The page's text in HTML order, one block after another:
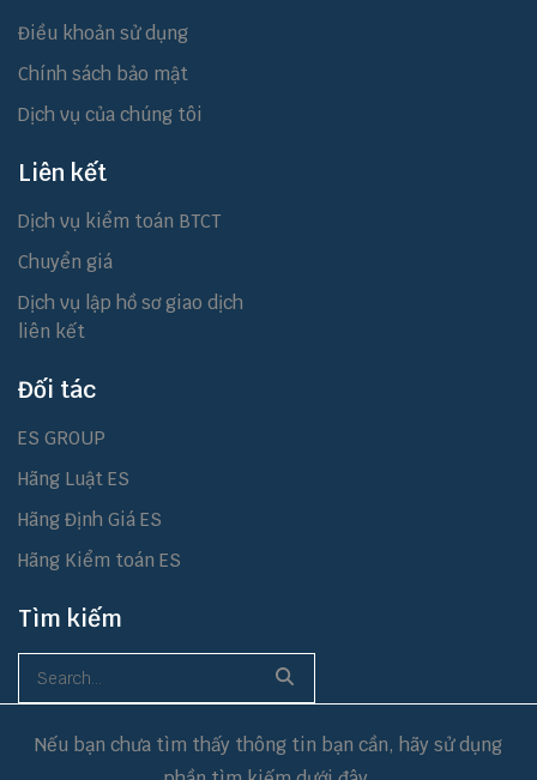
Điều khoản sử dụng
Chính sách bảo mật
Dịch vụ của chúng tôi
Liên kết
Dịch vụ kiểm toán BTCT
Chuyển giá
Dịch vụ lập hồ sơ giao dịch
liên kết
Đối tác
ES GROUP
Hãng Luật ES
Hãng Định Giá ES
Hãng Kiểm toán ES
Tìm kiếm
Nếu bạn chưa tìm thấy thông tin bạn cần, hãy sử dụng